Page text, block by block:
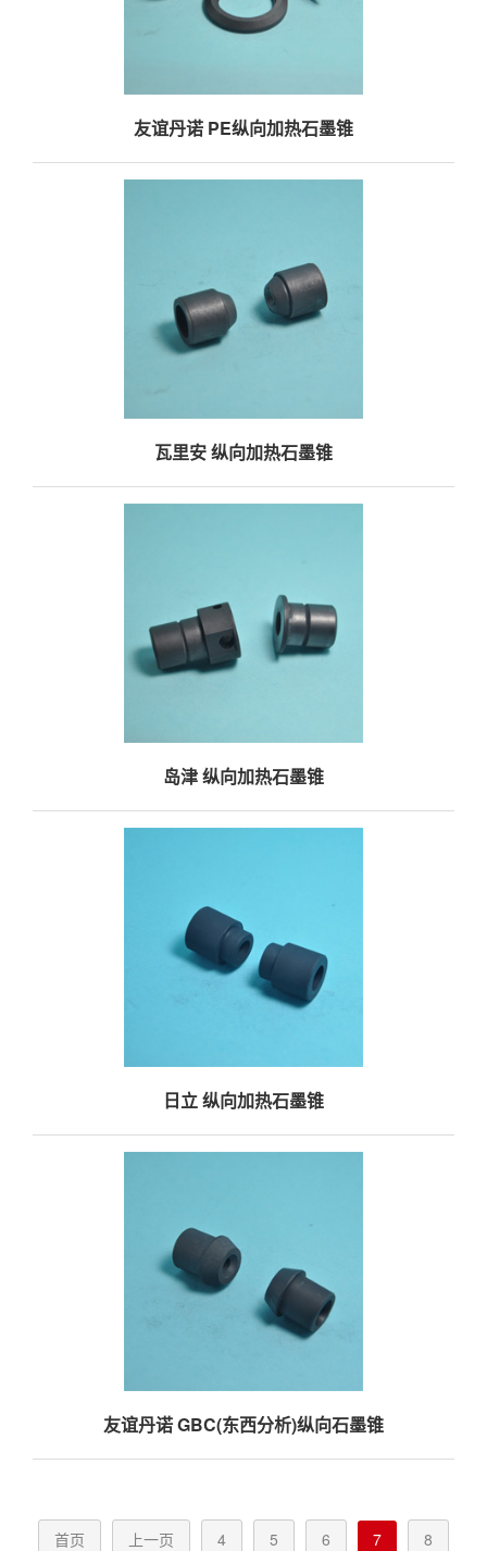
友谊丹诺 PE纵向加热石墨锥
瓦里安 纵向加热石墨锥
岛津 纵向加热石墨锥
日立 纵向加热石墨锥
友谊丹诺 GBC(东西分析)纵向石墨锥
首页 上一页 4 5 6 7 8